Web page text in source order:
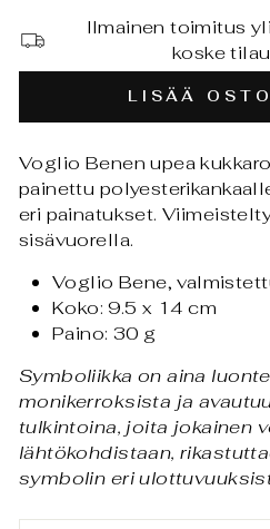
Ilmainen toimitus
koske
LISÄÄ
Voglio Benen upea
painettu
eri painatukset.
sisävuorella.
Voglio Bene,
Koko: 9.5 x 14 cm
Paino: 30 g
Symboliikka on aina
monikerroksista ja
tulkintoina, joita jokainen
lähtökohdistaan,
symbolin eri